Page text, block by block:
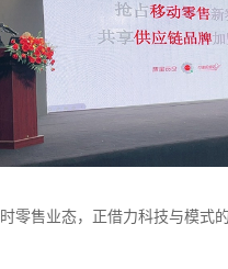
零售业态，正借力科技与模式